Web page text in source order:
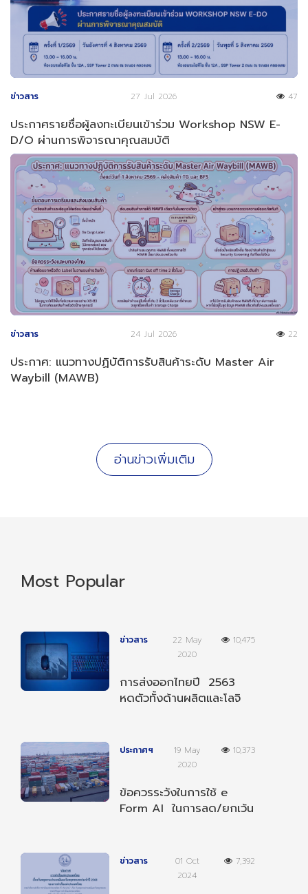
ข่าวสาร 27 Jul 2026 47
ประกาศรายชื่อผู้ลงทะเบียนเข้าร่วม Workshop NSW E-
D/O ผ่านการพิจารณาคุณสมบัติ
ข่าวสาร 24 Jul 2026 22
ประกาศ: แนวทางปฏิบัติการรับสินค้าระดับ Master Air
Waybill (MAWB)
อ่านข่าวเพิ่มเติม
Most Popular
ข่าวสาร
22 May
2020
10,475
การส่งออกไทยปี 2563
หดตัวทั้งด้านผลิตและโลจิ
ประกาศฯ
19 May
2020
10,373
ข้อควรระวังในการใช้ e
Form AI ในการลด/ยกเว้น
ข่าวสาร
01 Oct
2024
7,392